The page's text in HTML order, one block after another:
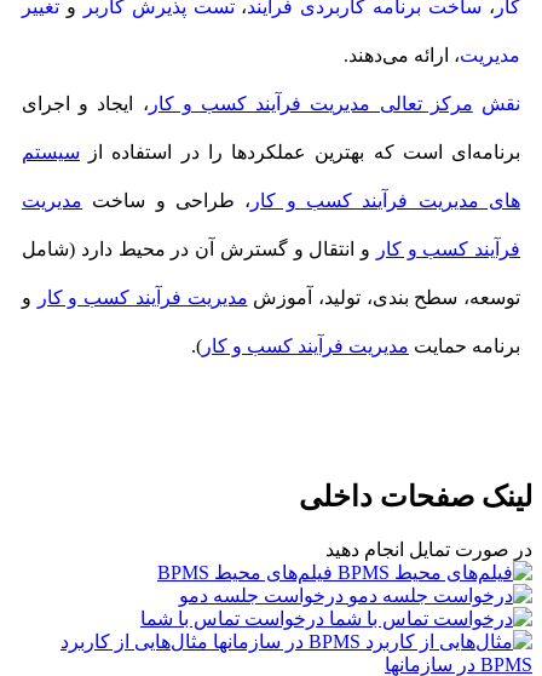
کار ، ساخت برنامه کاربردی فرآیند،تست پذیرش کاربر و تغییر
مدیریت، ارائه می‌دهند.
نقش مرکز تعالی مدیریت فرآیند کسب و کار ، ایجاد و اجرای
برنامه‌ای است که بهترین عملکردها را در استفاده از سیستم
های مدیریت فرآیند کسب و کار ، طراحی و ساخت مدیریت
فرآیند کسب و کار و انتقال و گسترش آن در محیط دارد (شامل
توسعه، سطح بندی، تولید، آموزش مدیریت فرآیند کسب و کار و
برنامه حمایت مدیریت فرآیند کسب و کار ).
لینک صفحات داخلی
در صورت تمایل انجام دهید
فیلم‌های محیط BPMS
درخواست جلسه دمو
درخواست تماس با شما
مثال‌هایی از کاربرد
BPMS در سازمانها